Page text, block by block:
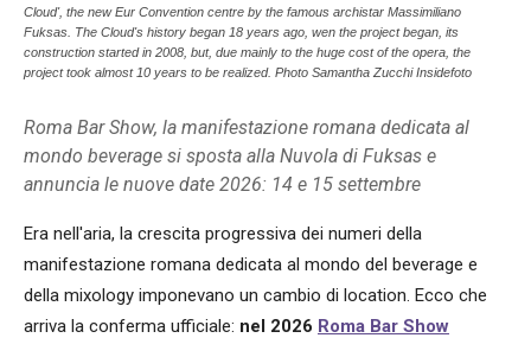
Cloud', the new Eur Convention centre by the famous archistar Massimiliano
Fuksas. The Cloud's history began 18 years ago, wen the project began, its
construction started in 2008, but, due mainly to the huge cost of the opera, the
project took almost 10 years to be realized. Photo Samantha Zucchi Insidefoto
Roma Bar Show, la manifestazione romana dedicata al
mondo beverage si sposta alla Nuvola di Fuksas e
annuncia le nuove date 2026: 14 e 15 settembre
Era nell'aria, la crescita progressiva dei numeri della
manifestazione romana dedicata al mondo del beverage e
della mixology imponevano un cambio di location. Ecco che
arriva la conferma ufficiale: nel 2026 Roma Bar Show